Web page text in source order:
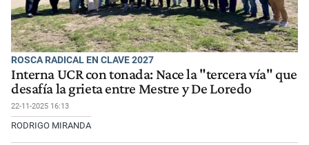
ROSCA RADICAL EN CLAVE 2027
Interna UCR con tonada: Nace la "tercera vía" que
desafía la grieta entre Mestre y De Loredo
22-11-2025 16:13
RODRIGO MIRANDA